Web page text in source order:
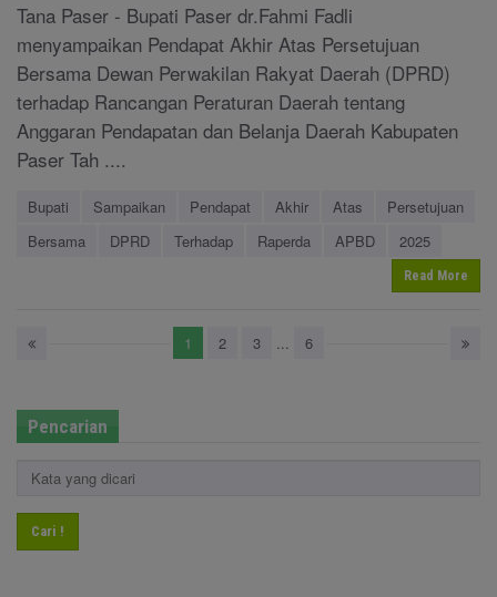
Tana Paser - Bupati Paser dr.Fahmi Fadli
menyampaikan Pendapat Akhir Atas Persetujuan
Bersama Dewan Perwakilan Rakyat Daerah (DPRD)
terhadap Rancangan Peraturan Daerah tentang
Anggaran Pendapatan dan Belanja Daerah Kabupaten
Paser Tah ....
Bupati Sampaikan Pendapat Akhir Atas
Persetujuan
Bersama
DPRD Terhadap Raperda APBD 2025
Read More
1 2 3 ... 6
Pencarian
Cari !